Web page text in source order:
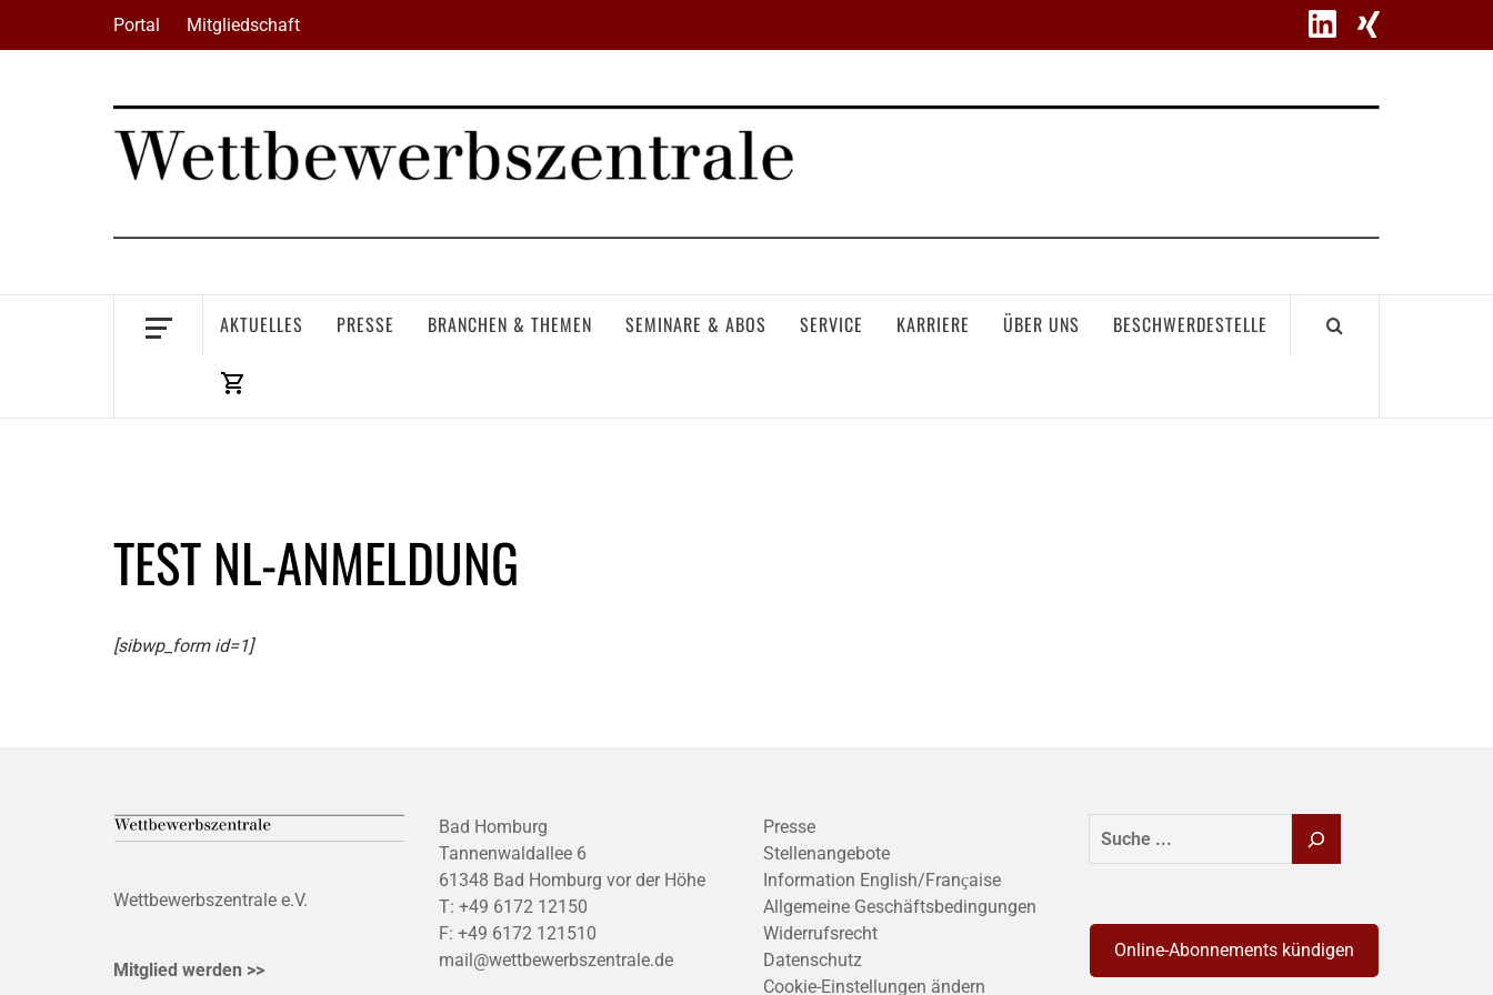
Portal Mitgliedschaft
AKTUELLES PRESSE BRANCHEN & THEMEN SEMINARE & ABOS SERVICE KARRIERE ÜBER UNS BESCHWERDESTELLE
TEST NL-ANMELDUNG
[sibwp_form id=1]
Wettbewerbszentrale e.V.
Mitglied werden >>
Bad Homburg
Tannenwaldallee 6
61348 Bad Homburg vor der Höhe
T: +49 6172 12150
F: +49 6172 121510
mail@wettbewerbszentrale.de
Presse
Stellenangebote
Information English/Franҫaise
Allgemeine Geschäftsbedingungen
Widerrufsrecht
Datenschutz
Cookie-Einstellungen ändern
SUCHEN
Online-Abonnements kündigen